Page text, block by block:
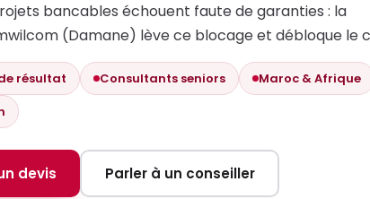
bancables échouent faute de garanties : la
(Damane) lève ce blocage et débloque le
résultat Consultants seniors
Maroc & Afrique
devis Parler à un conseiller